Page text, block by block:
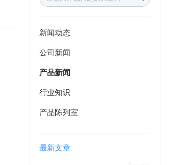
新闻动态
公司新闻
产品新闻
行业知识
产品陈列室
最新文章